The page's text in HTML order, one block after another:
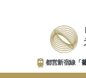
都営新宿線「